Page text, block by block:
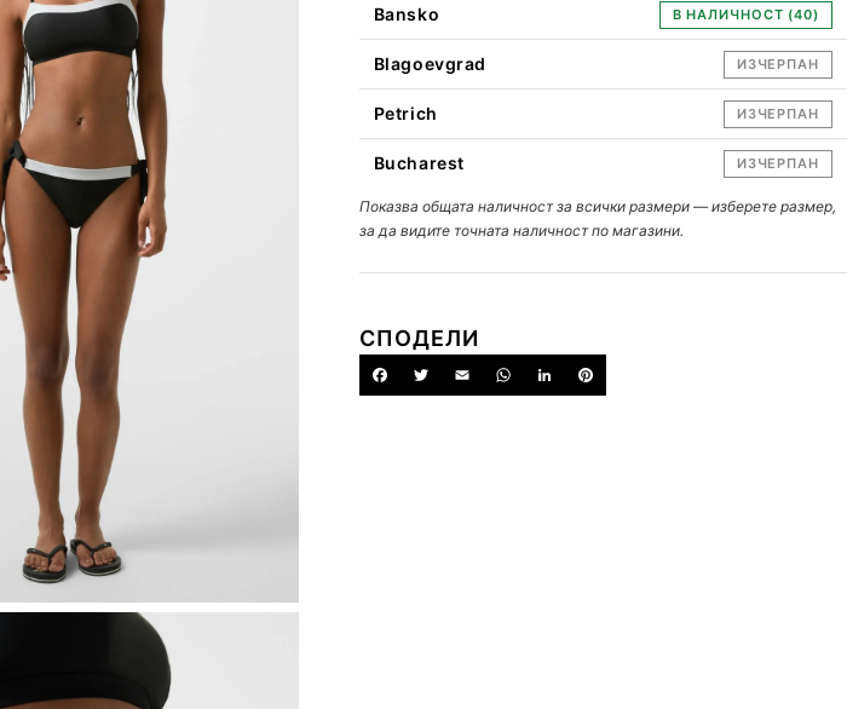
Bansko В НАЛИЧНОСТ (40)
Blagoevgrad ИЗЧЕРПАН
Petrich ИЗЧЕРПАН
Bucharest ИЗЧЕРПАН
Показва общата наличност за всички размери — изберете размер,
за да видите точната наличност по магазини.
СПОДЕЛИ